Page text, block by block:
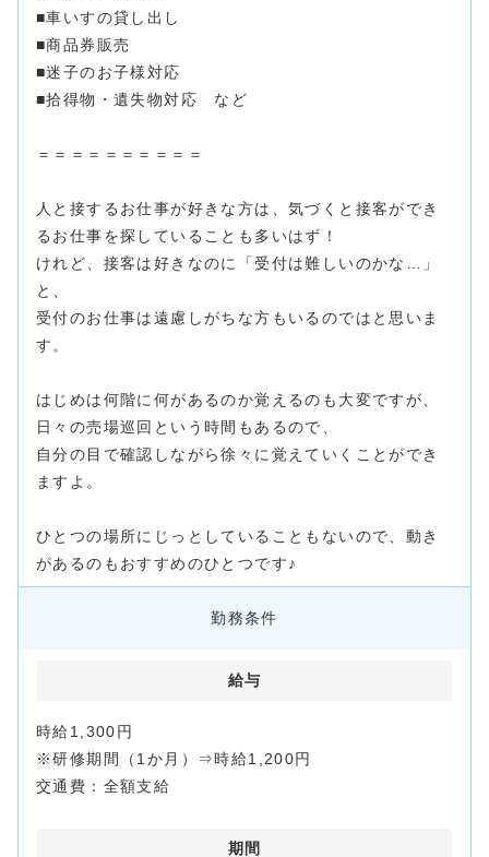
■車いすの貸し出し
■商品券販売
■迷子のお子様対応
■拾得物・遺失物対応 など
＝＝＝＝＝＝＝＝＝＝
人と接するお仕事が好きな方は、気づくと接客ができ
るお仕事を探していることも多いはず！
けれど、接客は好きなのに「受付は難しいのかな…」
と、
受付のお仕事は遠慮しがちな方もいるのではと思いま
す。
はじめは何階に何があるのか覚えるのも大変ですが、
日々の売場巡回という時間もあるので、
自分の目で確認しながら徐々に覚えていくことができ
ますよ。
ひとつの場所にじっとしていることもないので、動き
があるのもおすすめのひとつです♪
勤務条件
給与
時給1,300円
※研修期間（1か月）⇒時給1,200円
交通費：全額支給
期間